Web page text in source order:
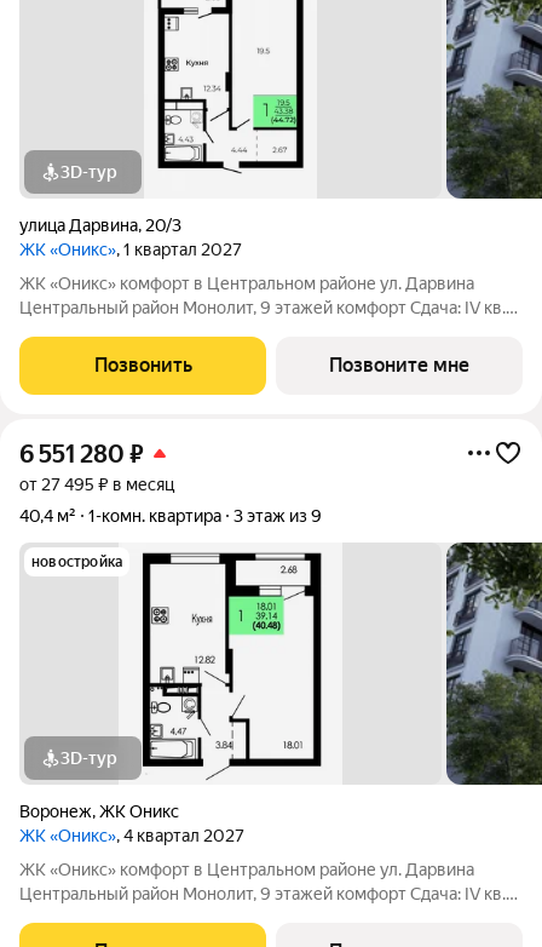
3D-тур
улица Дарвина, 20/3
ЖК «Оникс», 1 квартал 2027
ЖК «Оникс» комфорт в Центральном районе ул. Дарвина
Центральный район Монолит, 9 этажей комфорт Сдача: IV кв.
с Ботаническим садом и парком им. Глинки. Преимущества:
Закрытый двор без
Позвонить Позвоните мне
6 551 280 ₽
от 27 495 ₽ в месяц
40,4 м²
1-комн. квартира 3 этаж из 9
новостройка
3D-тур
Воронеж,ЖК Оникс
ЖК «Оникс», 4 квартал 2027
ЖК «Оникс» комфорт в Центральном районе ул. Дарвина
Центральный район Монолит, 9 этажей комфорт Сдача: IV кв.
с Ботаническим садом и парком им. Глинки. Преимущества: